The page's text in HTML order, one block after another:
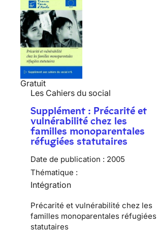
Gratuit
Les Cahiers du social
Supplément : Précarité et
vulnérabilité chez les
familles monoparentales
réfugiées statutaires
Date de publication : 2005
Thématique :
Intégration
Précarité et vulnérabilité chez les
familles monoparentales réfugiées
statutaires